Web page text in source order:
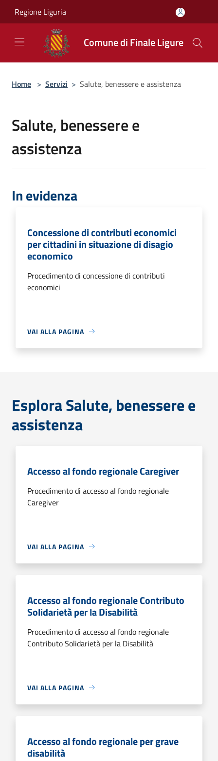
Regione Liguria
Comune di Finale Ligure
Home > Servizi > Salute, benessere e assistenza
Salute, benessere e
assistenza
In evidenza
Concessione di contributi economici
per cittadini in situazione di disagio
economico
Procedimento di concessione di contributi
economici
VAI ALLA PAGINA
Esplora Salute, benessere e
assistenza
Accesso al fondo regionale Caregiver
Procedimento di accesso al fondo regionale
Caregiver
VAI ALLA PAGINA
Accesso al fondo regionale Contributo
Solidarietà per la Disabilità
Procedimento di accesso al fondo regionale
Contributo Solidarietà per la Disabilità
VAI ALLA PAGINA
Accesso al fondo regionale per grave
disabilità